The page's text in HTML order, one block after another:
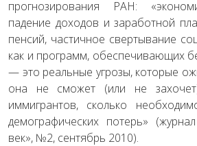
прогнозирования РАН:
падение доходов и заработной
пенсий, частичное свертывание
как и программ, обеспечивающих
— это реальные угрозы, которые
она не сможет (или не
иммигрантов, сколько
демографических потерь»
век», №2, сентябрь 2010).